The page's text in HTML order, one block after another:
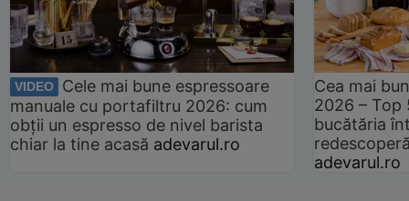
VIDEO
Cele mai bune espressoare
manuale cu portafiltru 2026: cum
obții un espresso de nivel barista
chiar la tine acasă adevarul.ro
Cea mai
2026 –
bucătăria
adevarul.ro